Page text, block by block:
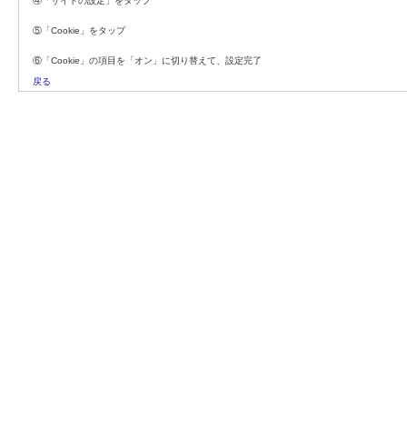
⑤「Cookie」をタップ
⑥「Cookie」の項目を「オン」に切り替えて、設定完了
戻る